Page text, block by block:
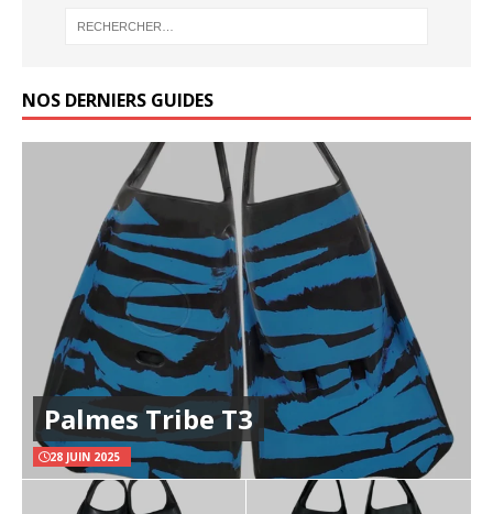
NOS DERNIERS GUIDES
Palmes Tribe T3
28 JUIN 2025